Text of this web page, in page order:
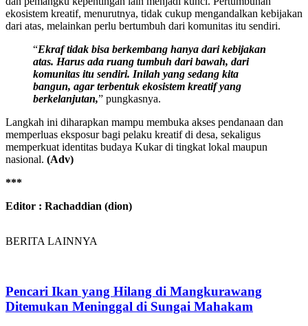
ekosistem kreatif, menurutnya, tidak cukup mengandalkan kebijakan
dari atas, melainkan perlu bertumbuh dari komunitas itu sendiri.
“Ekraf tidak bisa berkembang hanya dari kebijakan
atas. Harus ada ruang tumbuh dari bawah, dari
komunitas itu sendiri. Inilah yang sedang kita
bangun, agar terbentuk ekosistem kreatif yang
berkelanjutan,” pungkasnya.
Langkah ini diharapkan mampu membuka akses pendanaan dan
memperluas eksposur bagi pelaku kreatif di desa, sekaligus
memperkuat identitas budaya Kukar di tingkat lokal maupun
nasional. (Adv)
***
Editor : Rachaddian (dion)
BERITA LAINNYA
Pencari Ikan yang Hilang di Mangkurawang
Ditemukan Meninggal di Sungai Mahakam